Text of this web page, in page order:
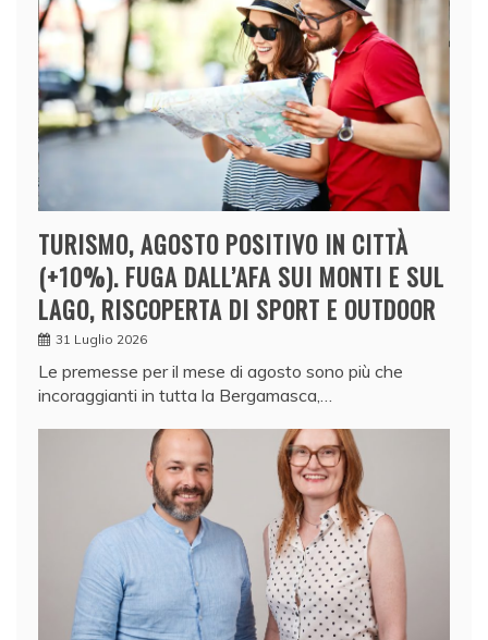
TURISMO, AGOSTO POSITIVO IN CITTÀ
(+10%). FUGA DALL’AFA SUI MONTI E SUL
LAGO, RISCOPERTA DI SPORT E OUTDOOR
31 Luglio 2026
Le premesse per il mese di agosto sono più che
incoraggianti in tutta la Bergamasca,…